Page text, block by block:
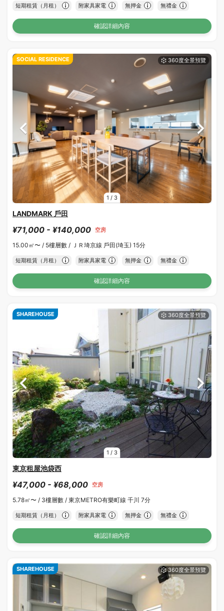
短期租賃（月租） 附家具家電 無押金 無禮金
確認詳細內容
1 / 3
SOCIAL RESIDENCE
LANDMARK 戶田
¥71,000 - ¥140,000 空房
15.00㎡〜 / 5樓層數 / ＪＲ埼京線 戶田(埼玉) 15分
短期租賃（月租） 附家具家電 無押金 無禮金
確認詳細內容
1 / 3
SHAREHOUSE
東京租屋池袋西
¥47,000 - ¥68,000 空房
5.78㎡〜 / 3樓層數 / 東京METRO有樂町線 千川 7分
短期租賃（月租） 附家具家電 無押金 無禮金
確認詳細內容
SHAREHOUSE